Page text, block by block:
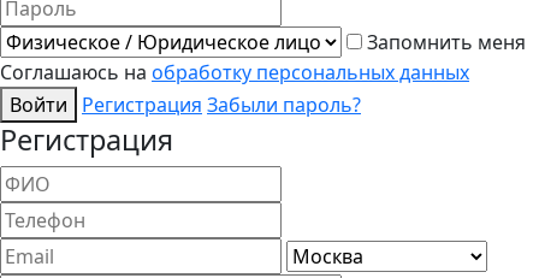
Запомнить меня
Соглашаюсь на обработку персональных данных
Войти
Регистрация Забыли пароль?
Регистрация